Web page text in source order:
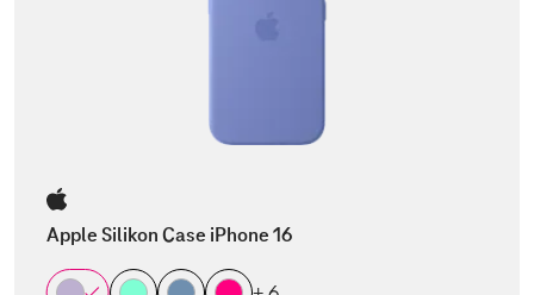
Apple Silikon Case iPhone 16